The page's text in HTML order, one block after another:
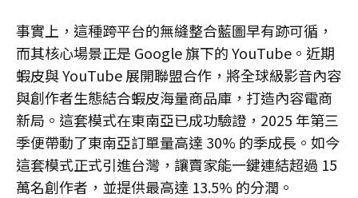
事實上，這種跨平台的無縫整合藍圖早有跡可循，
而其核心場景正是 Google 旗下的 YouTube。近期
蝦皮與 YouTube 展開聯盟合作，將全球級影音內容
與創作者生態結合蝦皮海量商品庫，打造內容電商
新局。這套模式在東南亞已成功驗證，2025 年第三
季便帶動了東南亞訂單量高達 30% 的季成長。如今
這套模式正式引進台灣，讓賣家能一鍵連結超過 15
萬名創作者，並提供最高達 13.5% 的分潤。